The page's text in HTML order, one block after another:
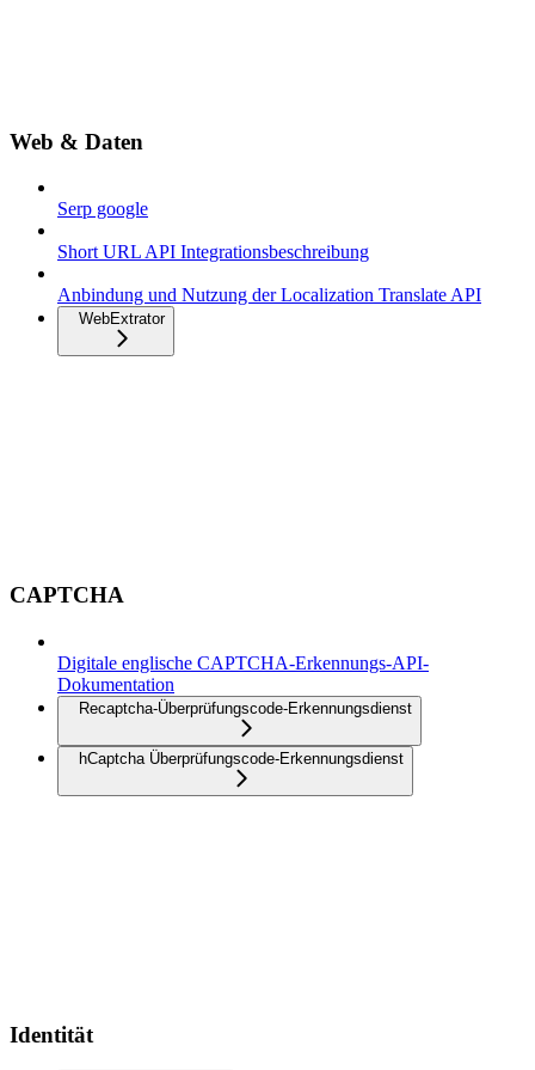
Web & Daten
Serp google
Short URL API Integrationsbeschreibung
Anbindung und Nutzung der Localization Translate API
WebExtrator
CAPTCHA
Digitale englische CAPTCHA-Erkennungs-API-
Dokumentation
Recaptcha-Überprüfungscode-Erkennungsdienst
hCaptcha Überprüfungscode-Erkennungsdienst
Identität